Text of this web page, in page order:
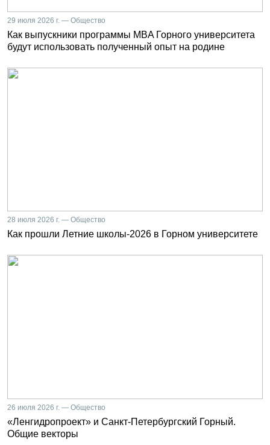
29 июля 2026 г. — Общество
Как выпускники программы MBA Горного университета
будут использовать полученный опыт на родине
28 июля 2026 г. — Общество
Как прошли Летние школы-2026 в Горном университете
26 июля 2026 г. — Общество
«Ленгидропроект» и Санкт-Петербургский Горный.
Общие векторы